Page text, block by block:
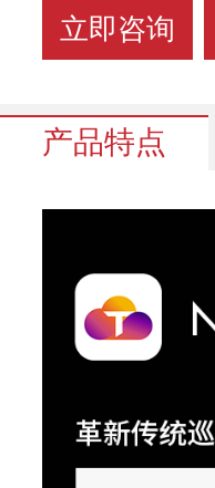
立即咨询
产品特点
红外
探测